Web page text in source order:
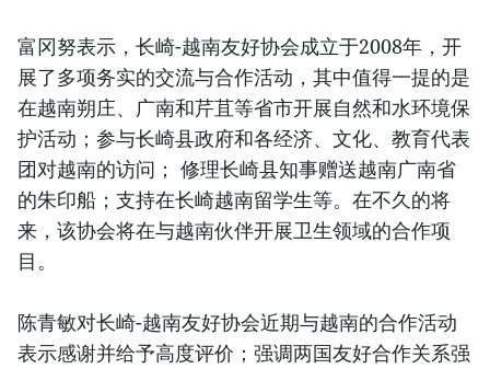
富冈努表示，长崎-越南友好协会成立于2008年，开
展了多项务实的交流与合作活动，其中值得一提的是
在越南朔庄、广南和芹苴等省市开展自然和水环境保
护活动；参与长崎县政府和各经济、文化、教育代表
团对越南的访问； 修理长崎县知事赠送越南广南省
的朱印船；支持在长崎越南留学生等。在不久的将
来，该协会将在与越南伙伴开展卫生领域的合作项
目。
陈青敏对长崎-越南友好协会近期与越南的合作活动
表示感谢并给予高度评价；强调两国友好合作关系强